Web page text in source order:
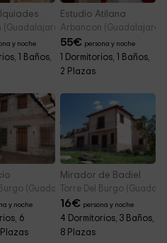
(Guadalajara)
y noche
1 Baños,
Estudio Atilana
Arbancon (Guadalajara)
55€ persona y noche
1 Dormitorios, 1 Baños,
2 Plazas
Burgo (Guadalajara)
y noche
6
Plazas
Mirador de Badiel
Torre Del Burgo
16€ persona y noche
4 Dormitorios, 3 Baños,
8 Plazas